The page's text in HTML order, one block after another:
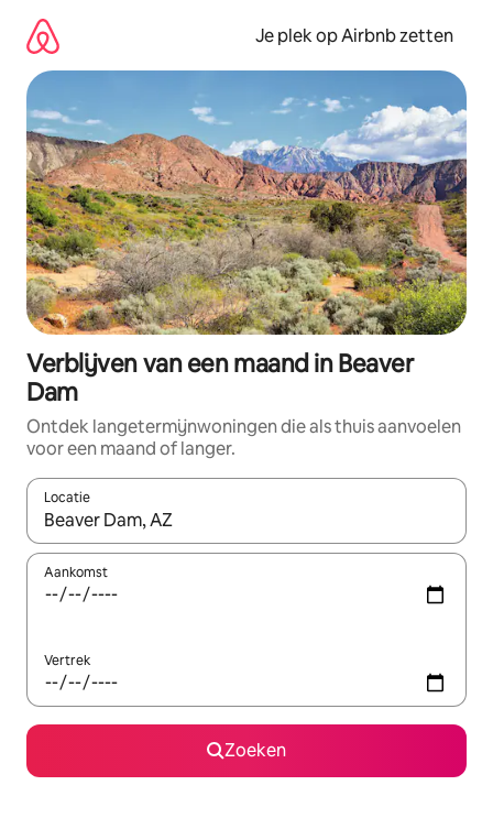
direct
naar
inhoud
Je plek op Airbnb zetten
Verblijven van een maand in Beaver
Dam
Ontdek langetermijnwoningen die als thuis aanvoelen
voor een maand of langer.
Locatie
Wanneer er resultaten beschikbaar zijn, maak je een keuze
Aankomst
Vertrek
Zoeken